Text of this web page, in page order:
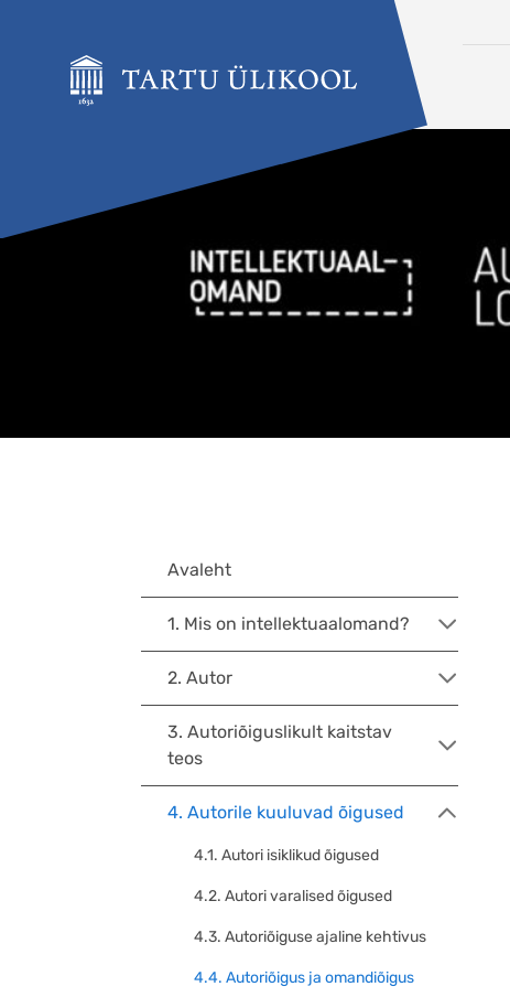
Avaleht
1. Mis on intellektuaalomand?
2. Autor
3. Autoriõiguslikult kaitstav
teos
4. Autorile kuuluvad õigused
4.1. Autori isiklikud õigused
4.2. Autori varalised õigused
4.3. Autoriõiguse ajaline kehtivus
4.4. Autoriõigus ja omandiõigus